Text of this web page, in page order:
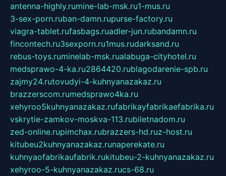
antenna-highly.rumine-lab-msk.ru1-mus.ru
3-sex-porn.ruban-damn.rupurse-factory.ru
viagra-tablet.rufasbags.ruadler-jun.rubandamn.ru
fincontech.ru3sexporn.ru1mus.rudarksand.ru
rebus-toys.ruminelab-msk.rualabuga-cityhotel.ru
medsprawo-4-ka.ru2864420.rublagodarenie-spb.ru
zajmy24.rutovudyi-4-kuhnyanazakaz.ru
brazzerscom.rumedsprawo4ka.ru
xehyroo5kuhnyanazakaz.rufabrikayfabrikaefabrika.ru
vskrytie-zamkov-moskva-113.rubiletnadom.ru
zed-online.rupimchax.rubrazzers-hd.ruz-host.ru
kitubeu2kuhnyanazakaz.runaperekate.ru
kuhnyaofabrikaufabrik.rukitubeu-2-kuhnyanazakaz.ru
xehyroo-5-kuhnyanazakaz.rucs-68.ru